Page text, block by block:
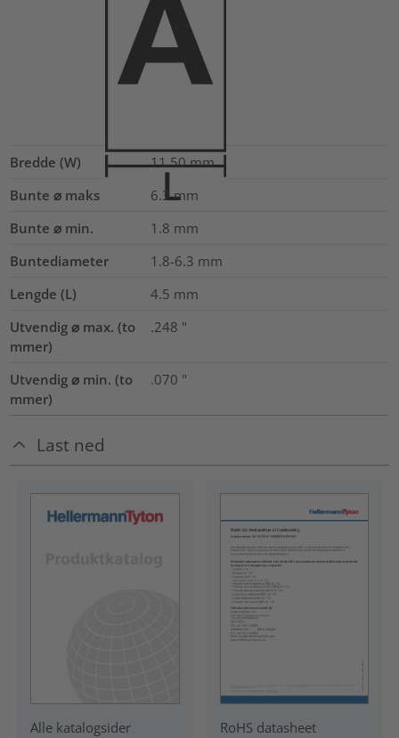
Bredde (W) 11.50 mm
Bunte ⌀ maks
6.3 mm
Bunte ⌀ min.
1.8 mm
Buntediameter
1.8-6.3 mm
Lengde (L)
4.5 mm
Utvendig ⌀ max. (to
mmer)
.248 "
Utvendig ⌀ min. (to
mmer)
.070 "
Last ned
Alle katalogsider RoHS datasheet